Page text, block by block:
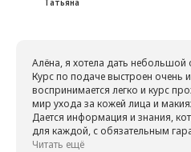
воспринимается легко, конечно,
Благодарю всех участниц, ваши
помогли, а успехи
Алёна, что оставляете чат, наш
Алёна, я хотела дать небольшой
Курс по подаче выстроен
воспринимается легко и курс
мир ухода за кожей лица и
Дается информация и знания,
для каждой, с обязательным
Правильная техника нанесения,
Читать ещё